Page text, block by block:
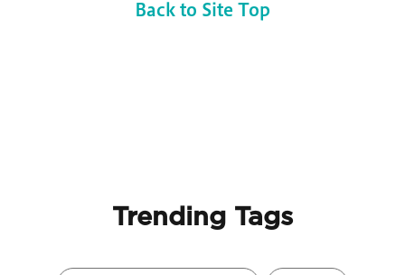
Back to Site Top
Trending Tags